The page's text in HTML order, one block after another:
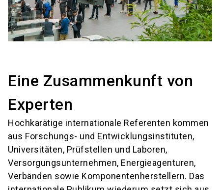
Eine Zusammenkunft von
Experten
Hochkarätige internationale Referenten kommen
aus Forschungs- und Entwicklungsinstituten,
Universitäten, Prüfstellen und Laboren,
Versorgungsunternehmen, Energieagenturen,
Verbänden sowie Komponentenherstellern. Das